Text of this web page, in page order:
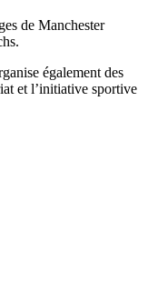
de Manchester
également des
et l’initiative sportive